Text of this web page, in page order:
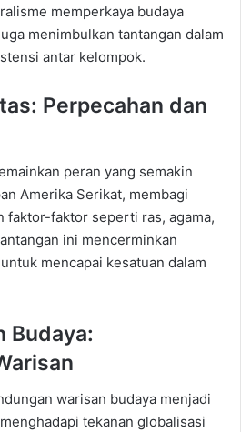
memperkaya budaya
menimbulkan tantangan dalam
antar kelompok.
Perpecahan dan
peran yang semakin
Amerika Serikat, membagi
faktor-faktor seperti ras, agama,
ini mencerminkan
mencapai kesatuan dalam
Budaya:
warisan budaya menjadi
tekanan globalisasi